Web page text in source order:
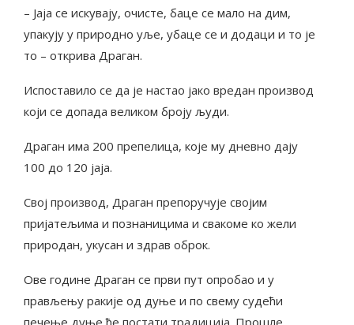
– Јаја се искувају, очисте, баце се мало на дим,
упакују у природно уље, убаце се и додаци и то је
то – открива Драган.
Испоставило се да је настао јако вредан производ
који се допада великом броју људи.
Драган има 200 препелица, које му дневно дају
100 до 120 јаја.
Свој производ, Драган препоручује својим
пријатељима и познаницима и свакоме ко жели
природан, укусан и здрав оброк.
Ове године Драган се први пут опробао и у
прављењу ракије од дуње и по свему судећи
печење дуње ће постати традиција. Прошле